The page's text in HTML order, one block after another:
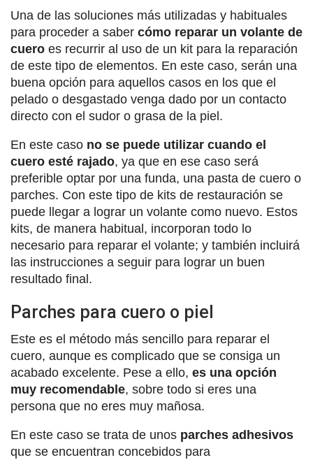
Una de las soluciones más utilizadas y habituales
para proceder a saber cómo reparar un volante de
cuero es recurrir al uso de un kit para la reparación
de este tipo de elementos. En este caso, serán una
buena opción para aquellos casos en los que el
pelado o desgastado venga dado por un contacto
directo con el sudor o grasa de la piel.
En este caso no se puede utilizar cuando el
cuero esté rajado, ya que en ese caso será
preferible optar por una funda, una pasta de cuero o
parches. Con este tipo de kits de restauración se
puede llegar a lograr un volante como nuevo. Estos
kits, de manera habitual, incorporan todo lo
necesario para reparar el volante; y también incluirá
las instrucciones a seguir para lograr un buen
resultado final.
Parches para cuero o piel
Este es el método más sencillo para reparar el
cuero, aunque es complicado que se consiga un
acabado excelente. Pese a ello, es una opción
muy recomendable, sobre todo si eres una
persona que no eres muy mañosa.
En este caso se trata de unos parches adhesivos
que se encuentran concebidos para